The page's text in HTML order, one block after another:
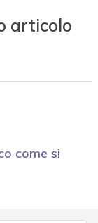
articolo
come si